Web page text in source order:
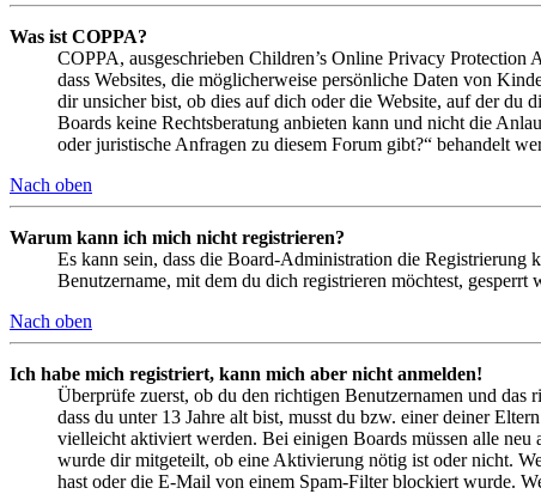
Was ist COPPA?
COPPA, ausgeschrieben Children’s Online Privacy
dass Websites, die möglicherweise persönliche Daten von
dir unsicher bist, ob dies auf dich oder die Website, auf der du
Boards keine Rechtsberatung anbieten kann und nicht die
oder juristische Anfragen zu diesem Forum gibt?“ behandelt
Nach oben
Warum kann ich mich nicht registrieren?
Es kann sein, dass die Board-Administration die Registrierung
Benutzername, mit dem du dich registrieren möchtest,
Nach oben
Ich habe mich registriert, kann mich aber nicht anmelden!
Überprüfe zuerst, ob du den richtigen Benutzernamen und das
dass du unter 13 Jahre alt bist, musst du bzw. einer deiner
vielleicht aktiviert werden. Bei einigen Boards müssen alle
wurde dir mitgeteilt, ob eine Aktivierung nötig ist oder nicht.
hast oder die E-Mail von einem Spam-Filter blockiert wurde.